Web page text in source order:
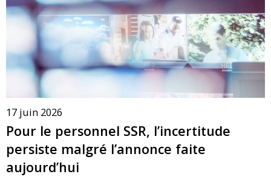
17 juin 2026
Pour le personnel SSR, l’incertitude
persiste malgré l’annonce faite
aujourd’hui